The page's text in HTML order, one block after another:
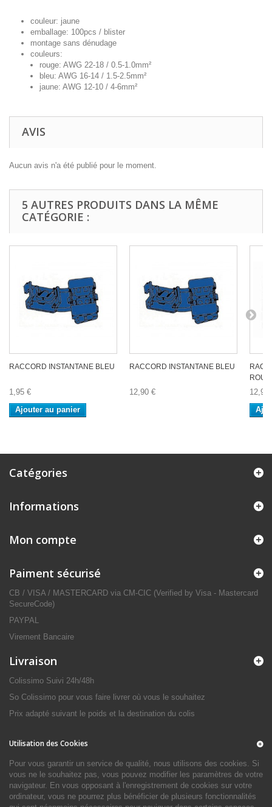
couleur: jaune
emballage: 100pcs / blister
montage sans dénudage
couleurs:
rouge: AWG 22-18 / 0.5-1.0mm²
bleu: AWG 16-14 / 1.5-2.5mm²
jaune: AWG 12-10 / 4-6mm²
AVIS
Aucun avis n'a été publié pour le moment.
5 AUTRES PRODUITS DANS LA MÊME
CATÉGORIE :
RACCORD INSTANTANE BLEU
1,95 €
Ajouter au panier
RACCORD INSTANTANE BLEU
12,90 €
12,90
Catégories
Informations
Mon compte
Paiment sécurisé
CB / VISA / MASTERCARD via CM-CIC (Verified by Visa - Mastercard
SecureCode)
PAYPAL
Virement Bancaire
Livraison
Colissimo Suivi 24h/48h
So Colissimo pour vous faire livrer où vous le souhaitez
Prix adapté suivant le poids et la destination du colis
Utilisation des Cookies
Pour vous garantir un service de qualité, nous utilisons des cookies. Si
vous ne le souhaitez pas, vous pouvez modifier les paramètres de votre
navigateur. En vous opposant à l'enregistrement de cookies sur votre
ordinateur, vous ne pourrez plus bénéficier de plusieurs fonctionnalités